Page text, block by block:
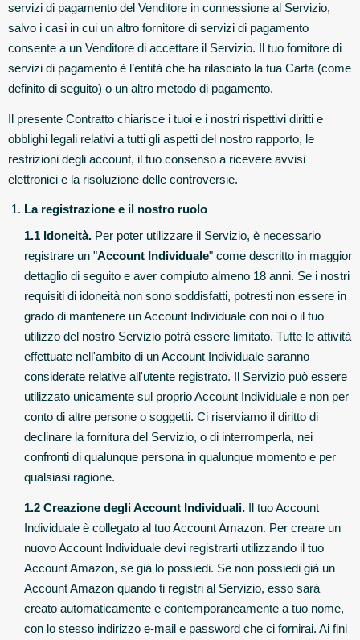
servizi di pagamento del Venditore in connessione al Servizio,
salvo i casi in cui un altro fornitore di servizi di pagamento
consente a un Venditore di accettare il Servizio. Il tuo fornitore di
servizi di pagamento è l’entità che ha rilasciato la tua Carta (come
definito di seguito) o un altro metodo di pagamento.
Il presente Contratto chiarisce i tuoi e i nostri rispettivi diritti e
obblighi legali relativi a tutti gli aspetti del nostro rapporto, le
restrizioni degli account, il tuo consenso a ricevere avvisi
elettronici e la risoluzione delle controversie.
La registrazione e il nostro ruolo
1.1 Idoneità. Per poter utilizzare il Servizio, è necessario
registrare un "Account Individuale" come descritto in maggior
dettaglio di seguito e aver compiuto almeno 18 anni. Se i nostri
requisiti di idoneità non sono soddisfatti, potresti non essere in
grado di mantenere un Account Individuale con noi o il tuo
utilizzo del nostro Servizio potrà essere limitato. Tutte le attività
effettuate nell'ambito di un Account Individuale saranno
considerate relative all'utente registrato. Il Servizio può essere
utilizzato unicamente sul proprio Account Individuale e non per
conto di altre persone o soggetti. Ci riserviamo il diritto di
declinare la fornitura del Servizio, o di interromperla, nei
confronti di qualunque persona in qualunque momento e per
qualsiasi ragione.
1.2 Creazione degli Account Individuali. Il tuo Account
Individuale è collegato al tuo Account Amazon. Per creare un
nuovo Account Individuale devi registrarti utilizzando il tuo
Account Amazon, se già lo possiedi. Se non possiedi già un
Account Amazon quando ti registri al Servizio, esso sarà
creato automaticamente e contemporaneamente a tuo nome,
con lo stesso indirizzo e-mail e password che ci fornirai. Ai fini